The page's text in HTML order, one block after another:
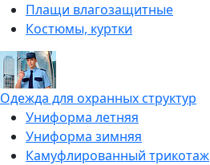
Плащи влагозащитные
Костюмы, куртки
Одежда для охранных структур
Униформа летняя
Униформа зимняя
Камуфлированный трикотаж